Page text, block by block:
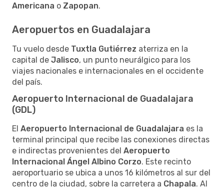
Americana o Zapopan.
Aeropuertos en Guadalajara
Tu vuelo desde Tuxtla Gutiérrez aterriza en la
capital de Jalisco, un punto neurálgico para los
viajes nacionales e internacionales en el occidente
del país.
Aeropuerto Internacional de Guadalajara
(GDL)
El Aeropuerto Internacional de Guadalajara es la
terminal principal que recibe las conexiones directas
e indirectas provenientes del Aeropuerto
Internacional Ángel Albino Corzo. Este recinto
aeroportuario se ubica a unos 16 kilómetros al sur del
centro de la ciudad, sobre la carretera a Chapala. Al